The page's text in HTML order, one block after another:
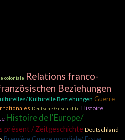
coloniale Relations franco-
Beziehungen
Kulturelle Beziehungen Guerre
Deutsche Geschichte Histoire
Histoire de l'Europe/
présent / Zeitgeschichte Deutschland
Première Guerre mondiale/ Erster